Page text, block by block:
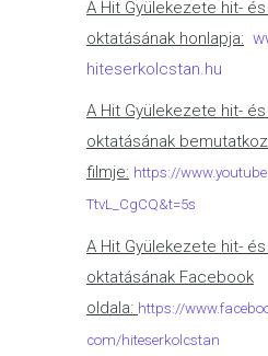
A Hit Gyülekezete hit-
oktatásának honlapja:
hiteserkolcstan.hu
A Hit Gyülekezete hit-
oktatásának
filmje: https://www.youtube.
TtvL_CgCQ&t=5s
A Hit Gyülekezete hit-
oktatásának Facebook
oldala: https://
com/hiteserkolcstan